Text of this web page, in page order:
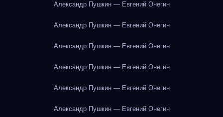
Александр Пушкин — Евгений Онегин
Александр Пушкин — Евгений Онегин
Александр Пушкин — Евгений Онегин
Александр Пушкин — Евгений Онегин
Александр Пушкин — Евгений Онегин
Александр Пушкин — Евгений Онегин